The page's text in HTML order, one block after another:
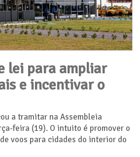
lei para ampliar
e incentivar o
a tramitar na Assembleia
feira (19). O intuito é promover o
voos para cidades do interior do